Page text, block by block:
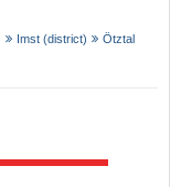
Imst (district) Ötztal